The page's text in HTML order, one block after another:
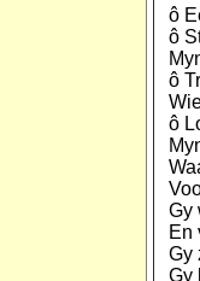
ô
ô
ô
ô
Gy
En
Gy
Gy